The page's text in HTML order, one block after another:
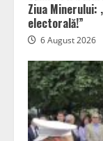
Ziua Minerului:
electorală!”
6 August 2026